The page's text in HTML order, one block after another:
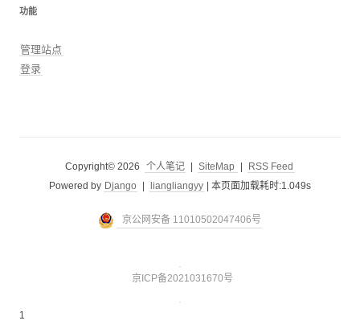
功能
管理站点
登录
Copyright© 2026 个人笔记 | SiteMap |
RSS Feed
Powered by Django | liangliangyy |本页面加载耗时:1.049s
京公网安备 11010502047406号
京ICP备2021031670号
1